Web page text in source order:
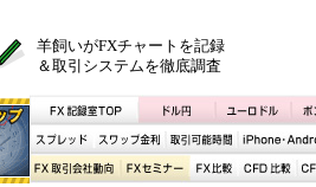
羊飼いがFXチャートを記録
＆取引システムを徹底調査